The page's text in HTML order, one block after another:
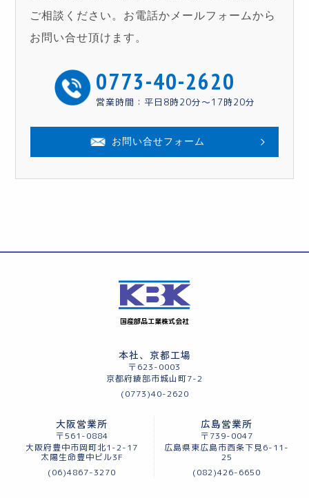
ご相談ください。お電話かメールフォームから
お問い合せ頂けます。
0773-40-2620
営業時間：平日8時20分〜17時20分
お問い合せフォーム
国産部品工業株式会社
本社、京都工場
〒623-0003
京都府綾部市城山町7-2
(0773)40-2620
大阪営業所
〒561-0884
大阪府豊中市岡町北1-2-17
太陽生命豊中ビル3F
(06)4867-3270
広島営業所
〒739-0047
広島県東広島市西条下見6-11-
25
(082)426-6650